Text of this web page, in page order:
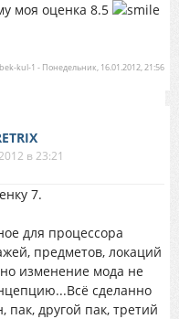
моя оценка 8.5
bek-kul-1 - Понедельник, 16.01.2012, 21:56
в 23:21
7.
для процессора
предметов, локаций
изменение мода не
сделанно
другой пак, третий